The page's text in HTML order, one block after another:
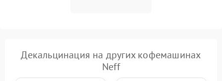
Декальцинация на других кофемашинах
Neff